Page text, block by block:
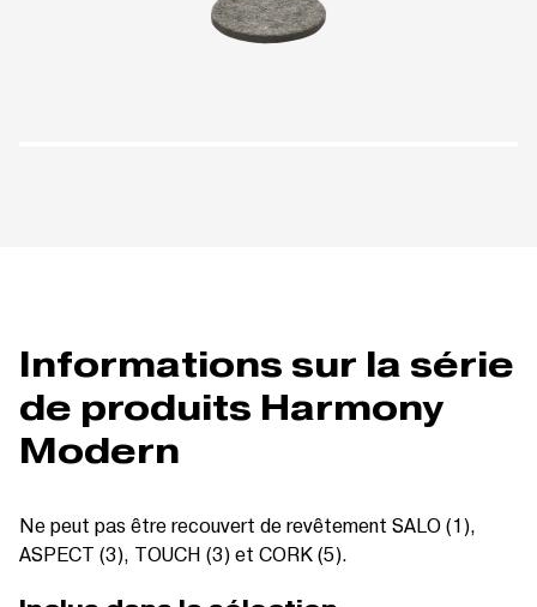
Informations sur la série
de produits Harmony
Modern
Ne peut pas être recouvert de revêtement SALO (1),
ASPECT (3), TOUCH (3) et CORK (5).